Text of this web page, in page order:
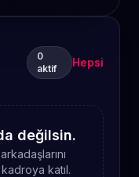
0
aktif
Hepsi
değilsin.
katıl.